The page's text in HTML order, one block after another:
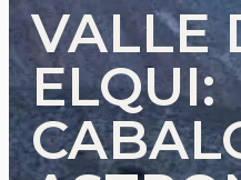
VALLE
ELQUI: